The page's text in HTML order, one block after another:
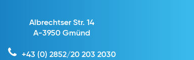
Albrechtser Str. 14
A-3950 Gmünd
+43 (0) 2852/20 203 2030